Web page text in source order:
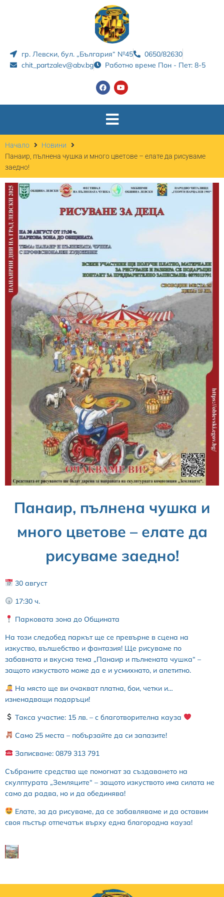
гр. Левски, бул. „България“ №45
0650/82630
chit_partzalev@abv.bg
Работно време Пон - Пет: 8-5
Начало
Новини
Панаир, пълнена чушка и много цветове – елате да рисуваме
заедно!
Панаир, пълнена чушка и
много цветове – елате да
рисуваме заедно!
30 август
17:30 ч.
Парковата зона до Общината
На този следобед паркът ще се превърне в сцена на
изкуство, вълшебство и фантазия! Ще рисуваме по
забавната и вкусна тема „Панаир и пълнената чушка“ –
защото изкуството може да е и усмихнато, и апетитно.
На място ще ви очакват платна, бои, четки и…
изненадващи подаръци!
Такса участие: 15 лв. – с благотворителна кауза
Само 25 места – побързайте да си запазите!
Записване: 0879 313 791
Събраните средства ще помогнат за създаването на
скулптурата „Земляците“ – защото изкуството има силата не
само да радва, но и да обединява!
Елате, за да рисуваме, да се забавляваме и да оставим
своя пъстър отпечатък върху една благородна кауза!